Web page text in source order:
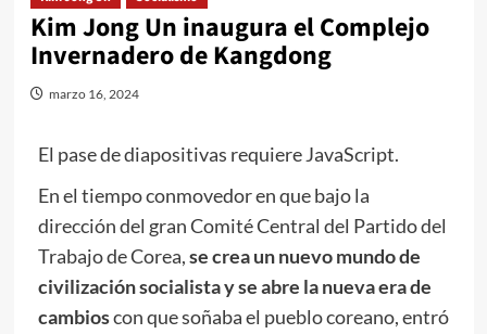
Kim Jong Un inaugura el Complejo
Invernadero de Kangdong
marzo 16, 2024
El pase de diapositivas requiere JavaScript.
En el tiempo conmovedor en que bajo la
dirección del gran Comité Central del Partido del
Trabajo de Corea,se crea un nuevo mundo de
civilización socialista y se abre la nueva era de
cambioscon que soñaba el pueblo coreano, entró